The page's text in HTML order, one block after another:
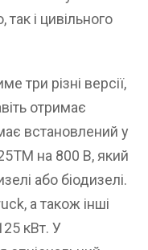
і цивільного
три різні версії,
отримає
встановлений у
на 800 В, який
або біодизелі.
а також інші
кВт. У